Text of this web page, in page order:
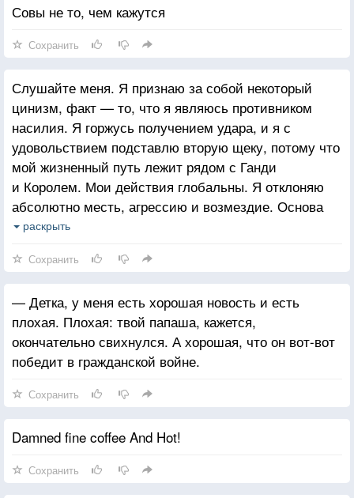
Совы не то, чем кажутся
Сохранить
Слушайте меня. Я признаю за собой некоторый
цинизм, факт — то, что я являюсь противником
насилия. Я горжусь получением удара, и я с
удовольствием подставлю вторую щеку, потому что
мой жизненный путь лежит рядом с Ганди
и Королем. Мои действия глобальны. Я отклоняю
абсолютно месть, агрессию и возмездие. Основа
такого метода — любовь. Я люблю Вас, шериф
раскрыть
Сохранить
— Детка, у меня есть хорошая новость и есть
плохая. Плохая: твой папаша, кажется,
окончательно свихнулся. А хорошая, что он вот-вот
победит в гражданской войне.
Сохранить
Damned fine coffee And Hot!
Сохранить